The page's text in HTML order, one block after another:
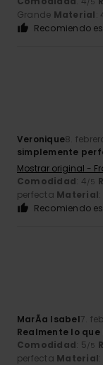
Grande Material:
Recomiendo
Veronique8.
simplemente
Mostrar original -
Comodidad: 4/5
perfecta Material
Recomiendo
MarÃ­a Isabel7.
Realmente lo
Comodidad: 5/5
perfecta Material